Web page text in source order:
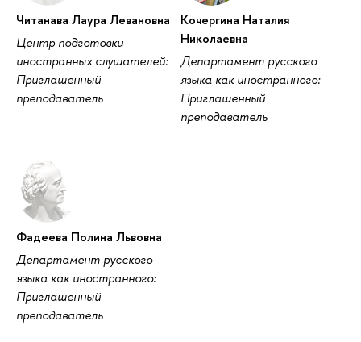
Читанава Лаура Левановна
Центр подготовки
иностранных слушателей:
Приглашенный
преподаватель
Кочергина Наталия
Николаевна
Департамент русского
языка как иностранного:
Приглашенный
преподаватель
Фадеева Полина Львовна
Департамент русского
языка как иностранного:
Приглашенный
преподаватель